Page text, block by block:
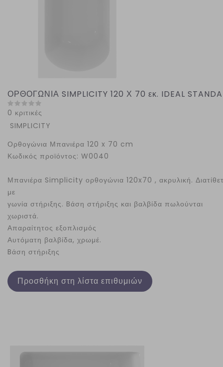
ΟΡΘΟΓΩΝΙΑ SIMPLICITY 120 Χ 70 εκ. IDEAL
0 κριτικές
SIMPLICITY
Ορθογώνια Μπανιέρα 120 x 70 cm
Κωδικός προϊόντος: W0040
Μπανιέρα Simplicity ορθογώνια 120x70 , ακρυλική.
με
γωνία στήριξης. Bάση στήριξης και βαλβίδα πωλούνται
χωριστά.
Απαραίτητος εξοπλισμός
Αυτόματη βαλβίδα, χρωμέ.
Bάση στήριξης
Προσθήκη στη λίστα επιθυμιών